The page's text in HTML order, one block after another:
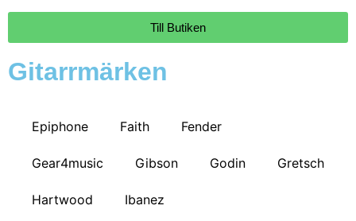
Till Butiken
Gitarrmärken
Epiphone Faith Fender
Gear4music Gibson Godin Gretsch
Hartwood Ibanez